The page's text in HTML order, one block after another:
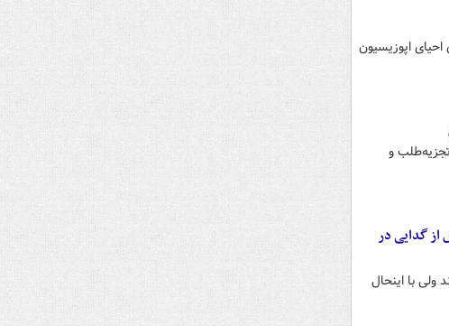
اپوزیسیون
و
گدایی در
با اینحال